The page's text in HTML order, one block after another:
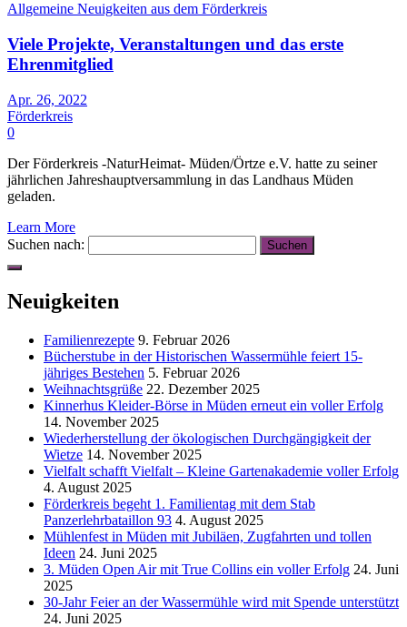
Allgemeine Neuigkeiten aus dem Förderkreis
Viele Projekte, Veranstaltungen und das erste
Ehrenmitglied
Apr. 26, 2022
Förderkreis
0
Der Förderkreis -NaturHeimat- Müden/Örtze e.V. hatte zu seiner
jährlichen Jahreshauptversammlung in das Landhaus Müden
geladen.
Learn More
Suchen nach:
Neuigkeiten
Familienrezepte 9. Februar 2026
Bücherstube in der Historischen Wassermühle feiert 15-
jähriges Bestehen 5. Februar 2026
Weihnachtsgrüße 22. Dezember 2025
Kinnerhus Kleider-Börse in Müden erneut ein voller Erfolg
14. November 2025
Wiederherstellung der ökologischen Durchgängigkeit der
Wietze 14. November 2025
Vielfalt schafft Vielfalt – Kleine Gartenakademie voller Erfolg
4. August 2025
Förderkreis begeht 1. Familientag mit dem Stab
Panzerlehrbataillon 93 4. August 2025
Mühlenfest in Müden mit Jubiläen, Zugfahrten und tollen
Ideen 24. Juni 2025
3. Müden Open Air mit True Collins ein voller Erfolg 24. Juni
2025
30-Jahr Feier an der Wassermühle wird mit Spende unterstützt
24. Juni 2025